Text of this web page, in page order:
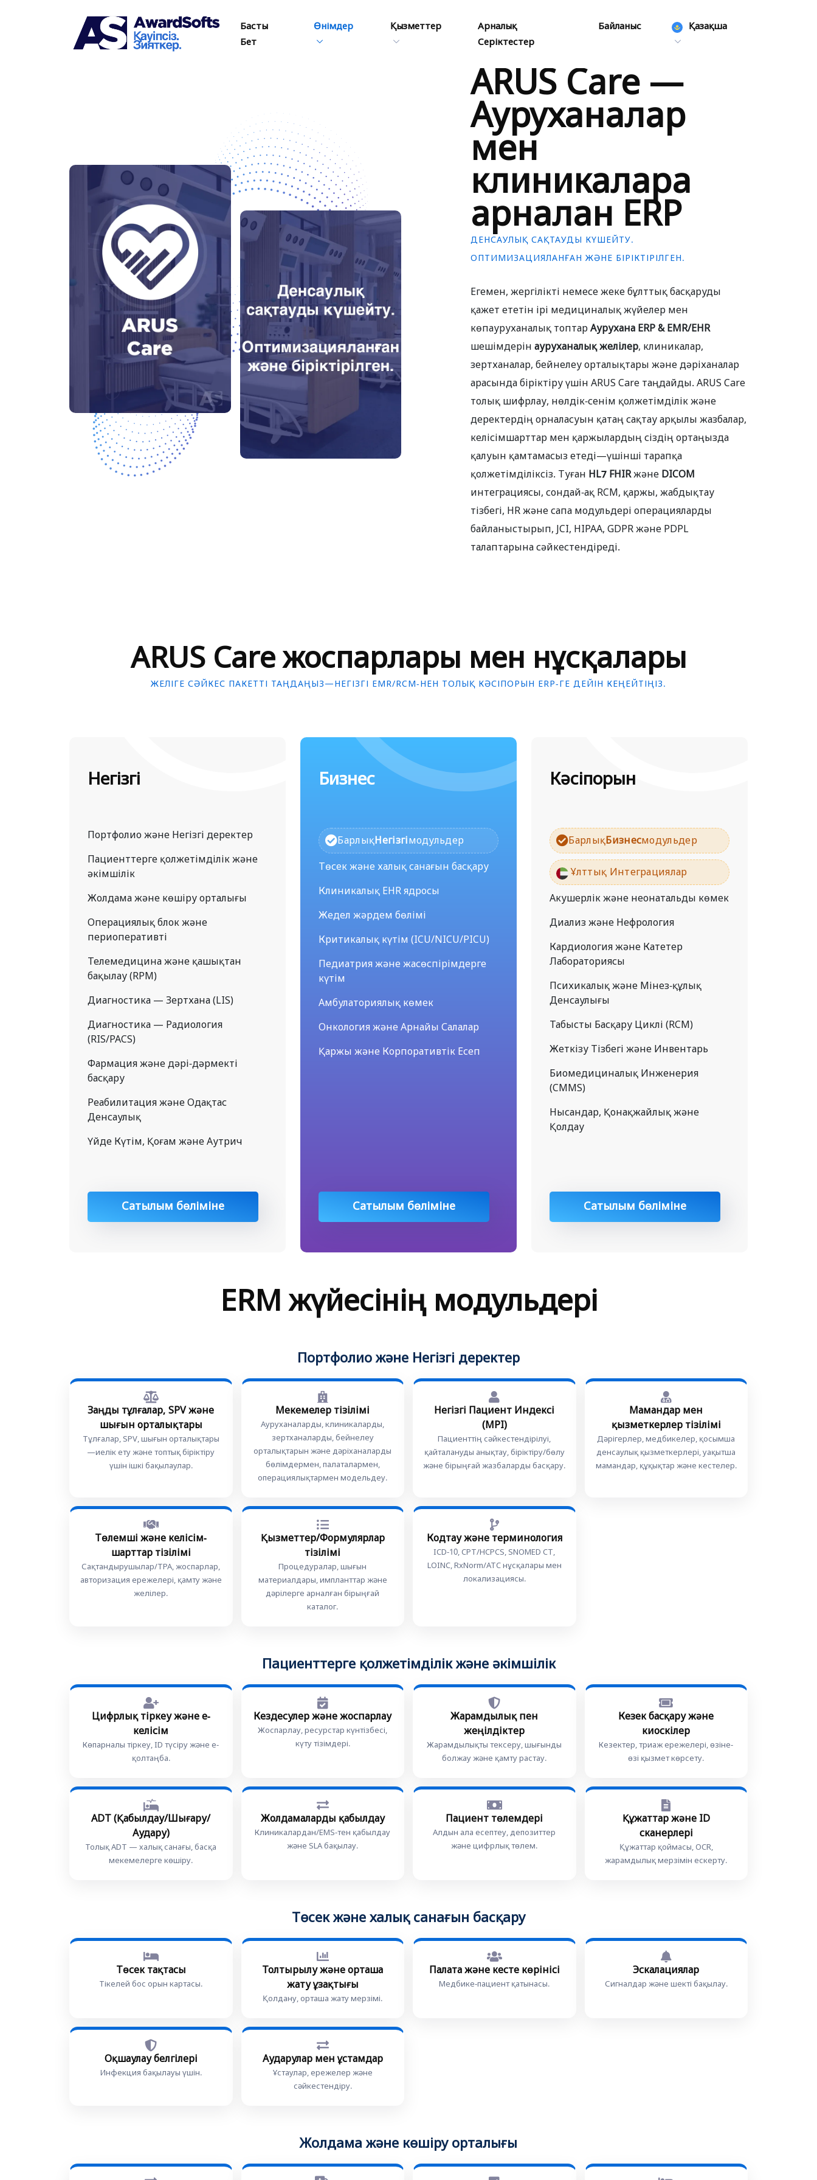
Басты
Бет
Өнімдер Қызметтер
Арналық
Серіктестер
Байланыс Қазақша
ARUS Care —
Ауруханалар
мен
клиникаларға
арналған ERP
ДЕНСАУЛЫҚ САҚТАУДЫ КҮШЕЙТУ.
ОПТИМИЗАЦИЯЛАНҒАН ЖӘНЕ БІРІКТІРІЛГЕН.
Егемен, жергілікті немесе жеке бұлттық басқаруды
қажет ететін ірі медициналық жүйелер мен
көпауруханалық топтарАурухана ERP & EMR/EHR
шешімдерінауруханалық желілер, клиникалар,
зертханалар, бейнелеу орталықтары және дәріханалар
арасында біріктіру үшін ARUS Care таңдайды. ARUS Care
толық шифрлау, нөлдік-сенім қолжетімділік және
деректердің орналасуын қатаң сақтау арқылы жазбалар,
келісімшарттар мен қаржылардың сіздің ортаңызда
қалуын қамтамасыз етеді—үшінші тарапқа
қолжетімділіксіз. ТуғанHL7 FHIRжәнеDICOM
интеграциясы, сондай-ақ RCM, қаржы, жабдықтау
тізбегі, HR және сапа модульдері операцияларды
байланыстырып, JCI, HIPAA, GDPR және PDPL
талаптарына сәйкестендіреді.
ARUS Care жоспарлары мен нұсқалары
ЖЕЛІГЕ СӘЙКЕС ПАКЕТТІ ТАҢДАҢЫЗ—НЕГІЗГІ EMR/RCM-НЕН ТОЛЫҚ КӘСІПОРЫН ERP-ГЕ ДЕЙІН КЕҢЕЙТІҢІЗ.
Негізгі
Портфолио және Негізгі деректер
Пациенттерге қолжетімділік және
әкімшілік
Жолдама және көшіру орталығы
Операциялық блок және
периоперативті
Телемедицина және қашықтан
бақылау (RPM)
Диагностика — Зертхана (LIS)
Диагностика — Радиология
(RIS/PACS)
Фармация және дәрі-дәрмекті
басқару
Реабилитация және Одақтас
Денсаулық
Үйде Күтім, Қоғам және Аутрич
Сатылым бөліміне
Бизнес
БарлықНегізгімодульдер
Төсек және халық санағын басқару
Клиникалық EHR ядросы
Жедел жәрдем бөлімі
Критикалық күтім (ICU/NICU/PICU)
Педиатрия және жасөспірімдерге
күтім
Амбулаториялық көмек
Онкология және Арнайы Салалар
Қаржы және Корпоративтік Есеп
Сатылым бөліміне
Кәсіпорын
БарлықБизнесмодульдер
Ұлттық Интеграциялар
Акушерлік және неонатальды көмек
Диализ және Нефрология
Кардиология және Катетер
Лабораториясы
Психикалық және Мінез-құлық
Денсаулығы
Табысты Басқару Циклі (RCM)
Жеткізу Тізбегі және Инвентарь
Биомедициналық Инженерия
(CMMS)
Нысандар, Қонақжайлық және
Қолдау
Сатылым бөліміне
ERM жүйесінің модульдері
Портфолио және Негізгі деректер
Заңды тұлғалар, SPV және
шығын орталықтары
Тұлғалар, SPV, шығын орталықтары
—иелік ету және топтық біріктіру
үшін ішкі бақылаулар.
Мекемелер тізілімі
Ауруханаларды, клиникаларды,
зертханаларды, бейнелеу
орталықтарын және дәріханаларды
бөлімдермен, палаталармен,
операциялықтармен модельдеу.
Негізгі Пациент Индексі
(MPI)
Пациенттің сәйкестендірілуі,
қайталануды анықтау, біріктіру/бөлу
және бірыңғай жазбаларды басқару.
Мамандар мен
қызметкерлер тізілімі
Дәрігерлер, медбикелер, қосымша
денсаулық қызметкерлері, уақытша
мамандар, құқықтар және кестелер.
Төлемші және келісім-
шарттар тізілімі
Сақтандырушылар/TPA, жоспарлар,
авторизация ережелері, қамту және
желілер.
Қызметтер/Формулярлар
тізілімі
Процедуралар, шығын
материалдары, импланттар және
дәрілерге арналған бірыңғай
каталог.
Кодтау және терминология
ICD-10, CPT/HCPCS, SNOMED CT,
LOINC, RxNorm/ATC нұсқалары мен
локализациясы.
Пациенттерге қолжетімділік және әкімшілік
Цифрлық тіркеу және e-
келісім
Көпарналы тіркеу, ID түсіру және e-
қолтаңба.
Кездесулер және жоспарлау
Жоспарлау, ресурстар күнтізбесі,
күту тізімдері.
Жарамдылық пен
жеңілдіктер
Жарамдылықты тексеру, шығынды
болжау және қамту растау.
Кезек басқару және
киоскілер
Кезектер, триаж ережелері, өзіне-
өзі қызмет көрсету.
ADT (Қабылдау/Шығару/
Аудару)
Толық ADT — халық санағы, басқа
мекемелерге көшіру.
Жолдамаларды қабылдау
Клиникалардан/EMS-тен қабылдау
және SLA бақылау.
Пациент төлемдері
Алдын ала есептеу, депозиттер
және цифрлық төлем.
Құжаттар және ID
сканерлері
Құжаттар қоймасы, OCR,
жарамдылық мерзімін ескерту.
Төсек және халық санағын басқару
Төсек тақтасы
Тікелей бос орын картасы.
Толтырылу және орташа
жату ұзақтығы
Қолдану, орташа жату мерзімі.
Палата және кесте көрінісі
Медбике-пациент қатынасы.
Эскалациялар
Сигналдар және шекті бақылау.
Оқшаулау белгілері
Инфекция бақылауы үшін.
Аударулар мен ұстамдар
Ұстаулар, ережелер және
сәйкестендіру.
Жолдама және көшіру орталығы